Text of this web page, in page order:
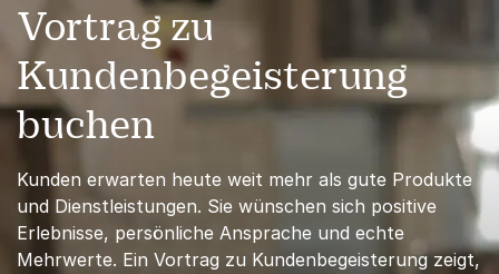
Vortrag zu
Kundenbegeisterung
buchen
Kunden erwarten heute weit mehr als gute Produkte
und Dienstleistungen. Sie wünschen sich positive
Erlebnisse, persönliche Ansprache und echte
Mehrwerte. Ein Vortrag zu Kundenbegeisterung zeigt,